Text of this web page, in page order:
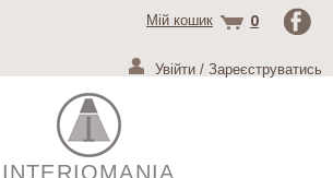
Мій кошик 0
Увійти / Зареєструватись
INTERIOMANIA